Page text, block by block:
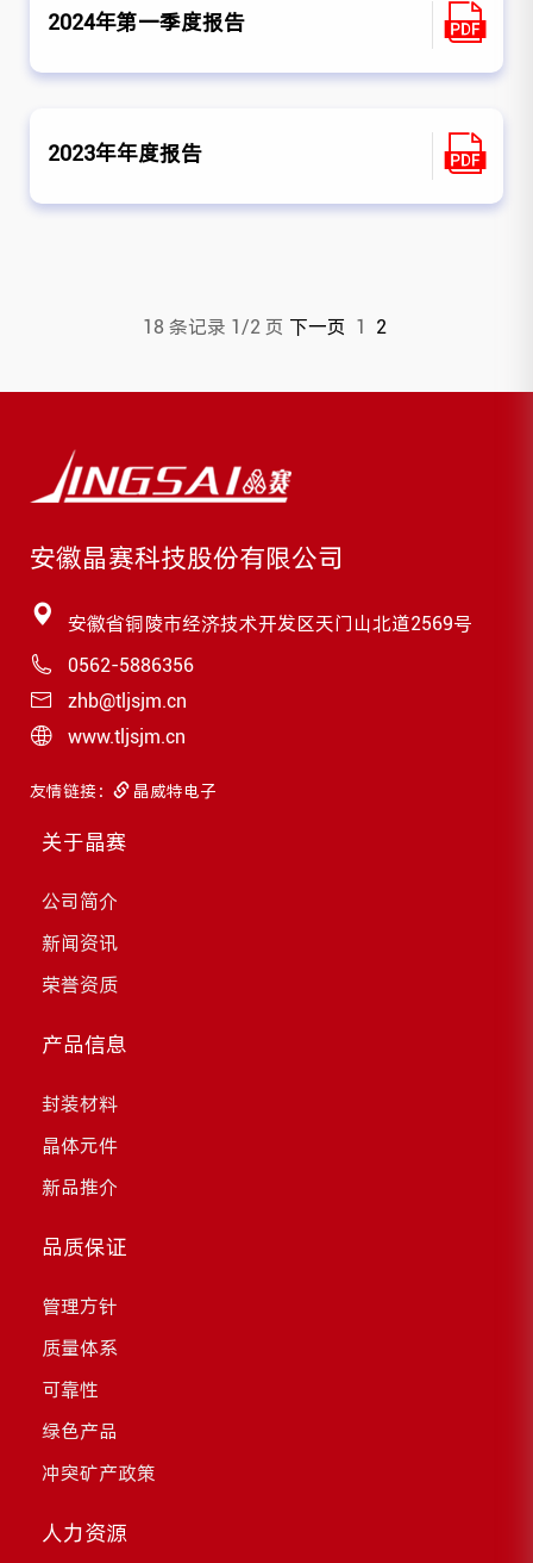
2024年第一季度报告
2023年年度报告
18 条记录 1/2 页 下一页 1 2
安徽晶赛科技股份有限公司
安徽省铜陵市经济技术开发区天门山北道2569号
0562-5886356
zhb@tljsjm.cn
www.tljsjm.cn
友情链接： 晶威特电子
关于晶赛
公司简介
新闻资讯
荣誉资质
产品信息
封装材料
晶体元件
新品推介
品质保证
管理方针
质量体系
可靠性
绿色产品
冲突矿产政策
人力资源